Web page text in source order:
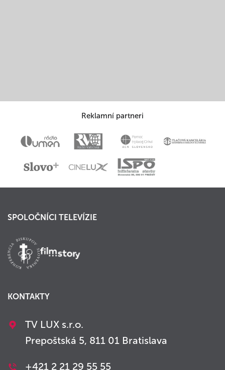
Reklamní partneri
SPOLOČNÍCI TELEVÍZIE
KONTAKTY
TV LUX s.r.o.
Prepoštská 5, 811 01 Bratislava
+421 2 21 29 55 55